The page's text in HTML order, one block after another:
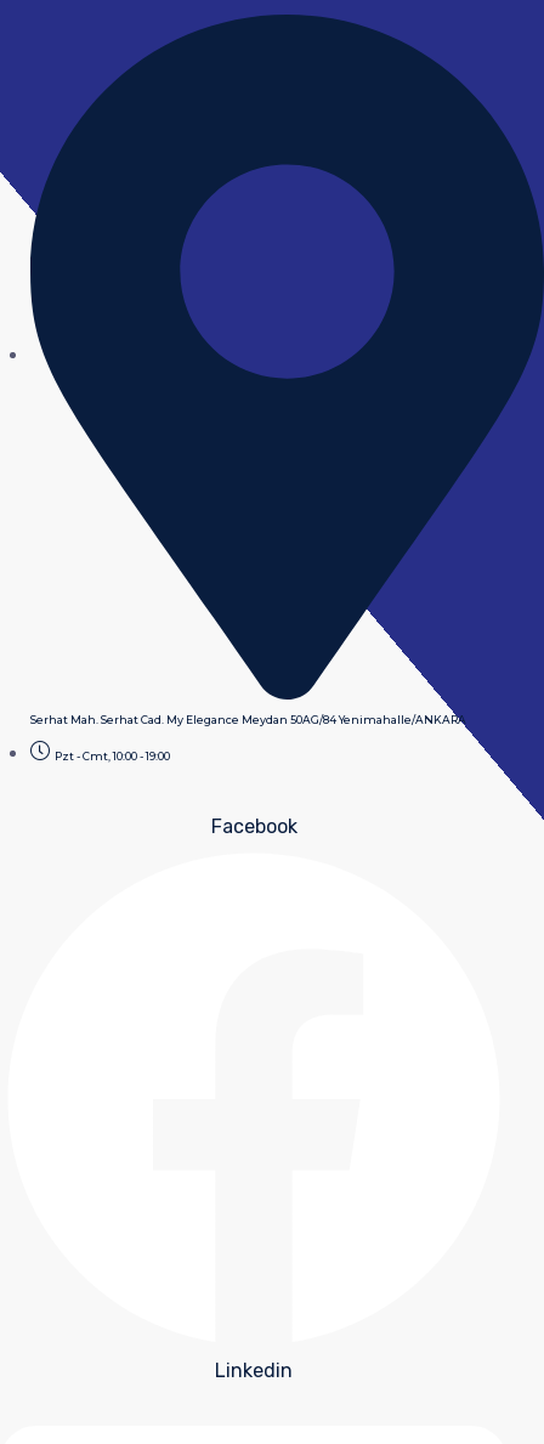
Serhat Mah. Serhat Cad. My Elegance Meydan 50AG/84 Yenimahalle/ANKARA
Pzt - Cmt, 10:00 - 19:00
Facebook
Linkedin